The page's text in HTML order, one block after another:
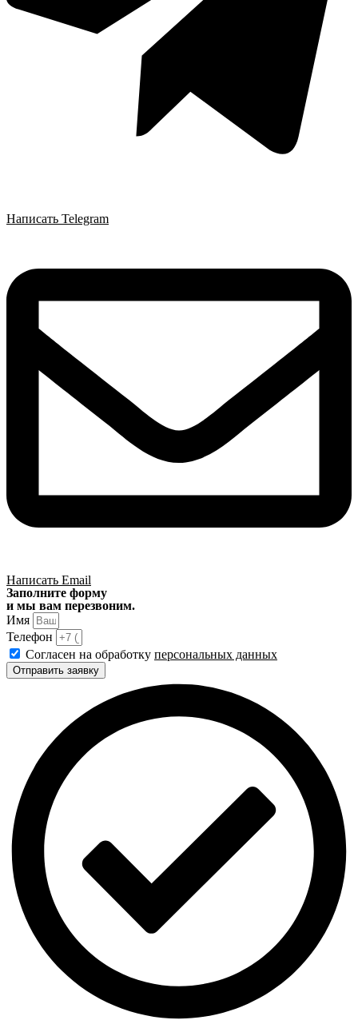
Написать Telegram
Написать Email
Заполните форму
и мы вам перезвоним.
Имя
Телефон
Согласен на обработку персональных данных
Отправить заявку